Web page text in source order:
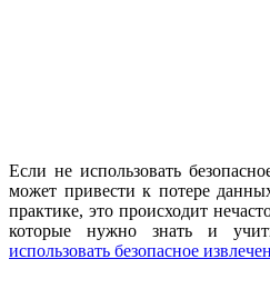
Если не использовать
может привести к потере
практике, это происходит
которые нужно знать и
использовать безопасное